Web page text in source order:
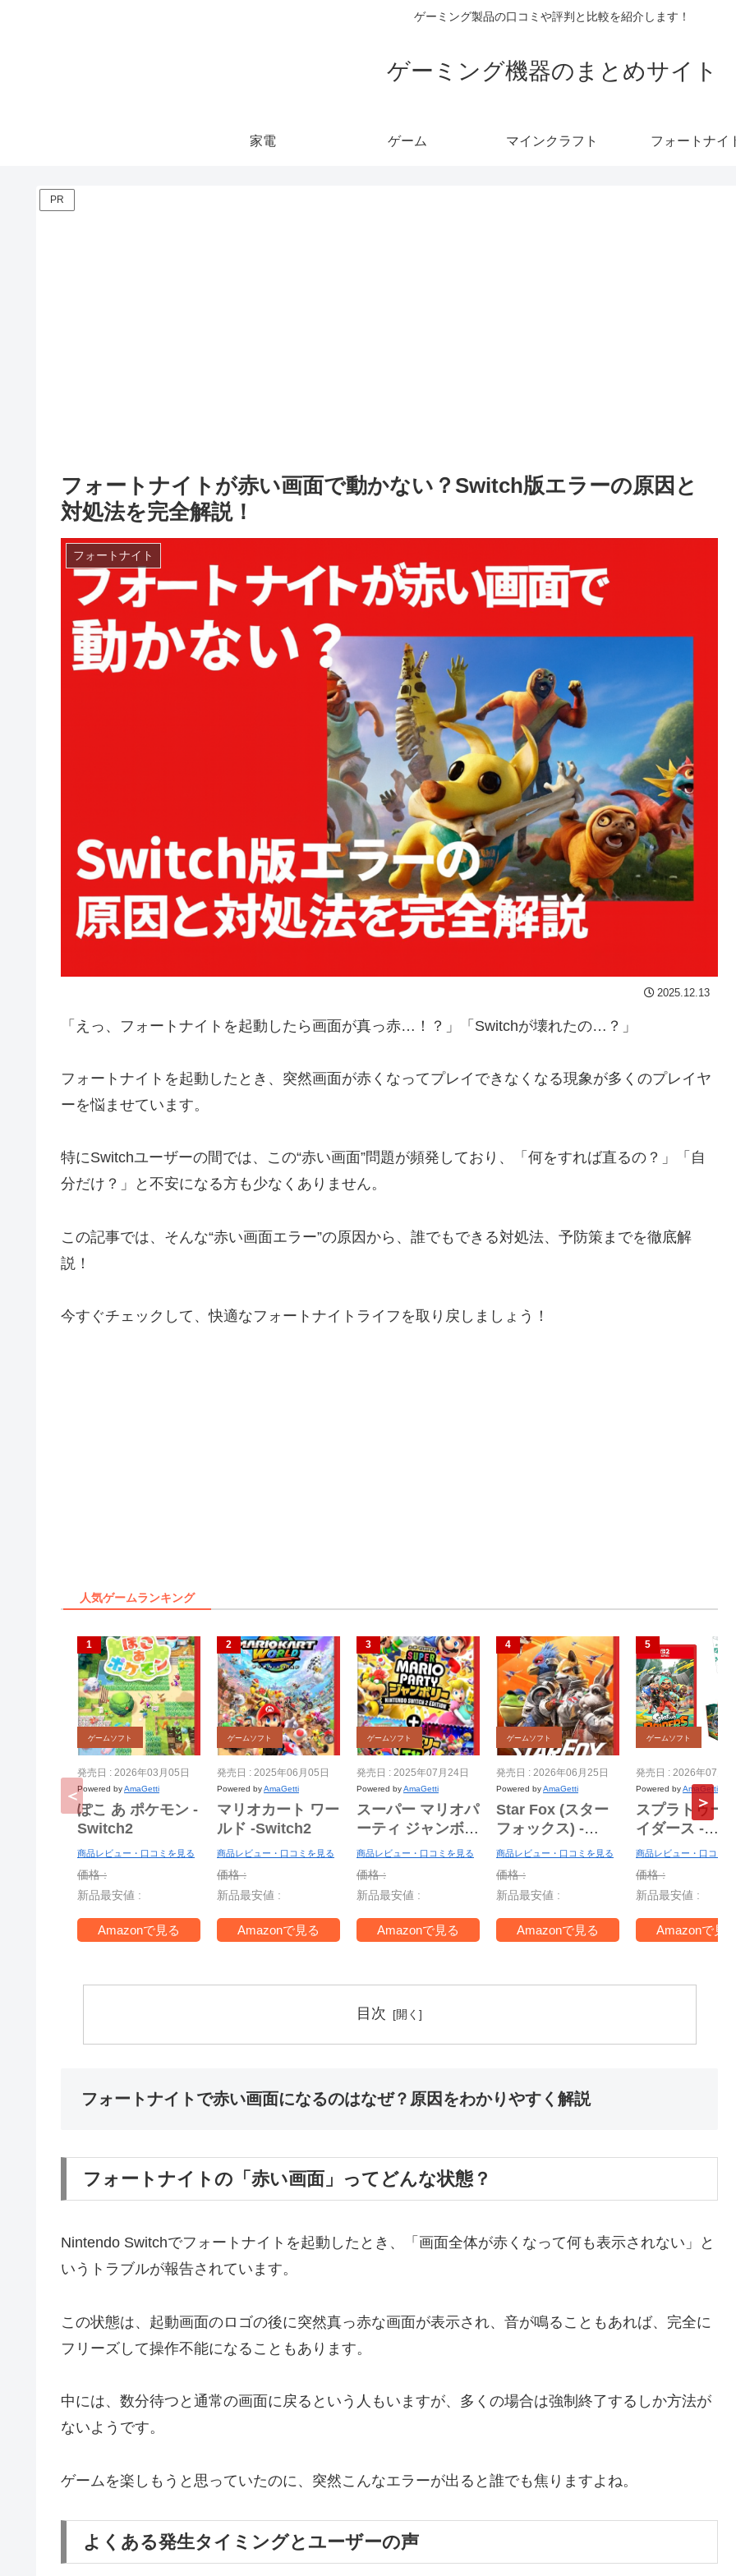
ゲーミング製品の口コミや評判と比較を紹介します！
ゲーミング機器のまとめサイト
家電 ゲーム マインクラフト フォートナイ
PR
フォートナイトが赤い画面で動かない？Switch版エラーの原因と
対処法を完全解説！
フォートナイト
2025.12.13
「えっ、フォートナイトを起動したら画面が真っ赤…！？」「Switchが壊れたの…？」
フォートナイトを起動したとき、突然画面が赤くなってプレイできなくなる現象が多くのプレイヤ
ーを悩ませています。
特にSwitchユーザーの間では、この“赤い画面”問題が頻発しており、「何をすれば直るの？」「自
分だけ？」と不安になる方も少なくありません。
この記事では、そんな“赤い画面エラー”の原因から、誰でもできる対処法、予防策までを徹底解
説！
今すぐチェックして、快適なフォートナイトライフを取り戻しましょう！
人気ゲームランキング
ゲームソフト
発売日 : 2026年03月05日
Powered byAmaGetti
ぽこ あ ポケモン -
Switch2
商品レビュー・口コミを見る
価格 :
新品最安値 :
Amazonで見る
ゲームソフト
発売日 : 2025年06月05日
Powered byAmaGetti
マリオカート ワー
ルド -Switch2
商品レビュー・口コミを見る
価格 :
新品最安値 :
Amazonで見る
ゲームソフト
発売日 : 2025年07月24日
Powered byAmaGetti
スーパー マリオパ
ーティ ジャンボリ
ー Nintendo
Switch 2 Edition
＋ ジャンボリー
TV -Switch2
商品レビュー・口コミを見る
価格 :
新品最安値 :
Amazonで見る
ゲームソフト
発売日 : 2026年06月25日
Powered byAmaGetti
Star Fox (スター
フォックス) -
Switch2
【Amazon.co.jp
限定】特典 アイテ
ム未定 同梱
商品レビュー・口コミを見る
価格 :
新品最安値 :
Amazonで見る
ゲームソフト
発売日 : 2026年07月
Powered byAmaGetti
スプラトゥー
イダース -
Switch2
【
限定】特典 ア
ルタンブラー
ァスナー付き
ッピングバッ
商品レビュー・口コミ
価格 :
新品最安値 :
Amazonで見
目次
フォートナイトで赤い画面になるのはなぜ？原因をわかりやすく解説
フォートナイトの「赤い画面」ってどんな状態？
Nintendo Switchでフォートナイトを起動したとき、「画面全体が赤くなって何も表示されない」と
いうトラブルが報告されています。
この状態は、起動画面のロゴの後に突然真っ赤な画面が表示され、音が鳴ることもあれば、完全に
フリーズして操作不能になることもあります。
中には、数分待つと通常の画面に戻るという人もいますが、多くの場合は強制終了するしか方法が
ないようです。
ゲームを楽しもうと思っていたのに、突然こんなエラーが出ると誰でも焦りますよね。
よくある発生タイミングとユーザーの声